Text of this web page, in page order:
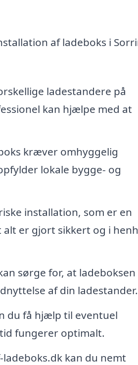
af ladeboks i
ladestandere på
kan hjælpe med at
kræver omhyggelig
lokale bygge- og
installation, som er en
alt er gjort sikkert og i
sørge for, at ladeboksen
af din ladestander.
du få hjælp til eventuel
fungerer optimalt.
kan du nemt